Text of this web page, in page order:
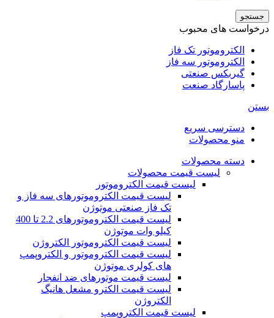
جستجو
درخواست های محبوب
الکتروموتور تک فاز
الکتروموتور سه فاز
گیربکس صنعتی
پاسارگاد صنعت
بستن
دسترسی سریع
منو محصولات
دسته محصولات
لیست قیمت محصولات
لیست قیمت الکتروموتور
لیست قیمت الکتروموتورهای سه فاز و
تک فاز صنعتی موتوژن
لیست قیمت الکتروموتورهای 2.2 تا 400
کیلو وات موتوژن
لیست قیمت الکتروموتور الکتروژن
لیست قیمت الکتروموتور و الکتروپمپ
های کولری موتوژن
لیست قیمت موتورهای ضد انفجار
لیست قیمت الکترو مشعل هانیگ
الکتروژن
لیست قیمت الکتروپمپ